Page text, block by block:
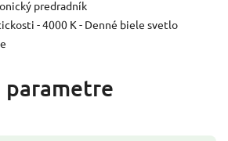
predradník
- 4000 K - Denné biele svetlo
parametre